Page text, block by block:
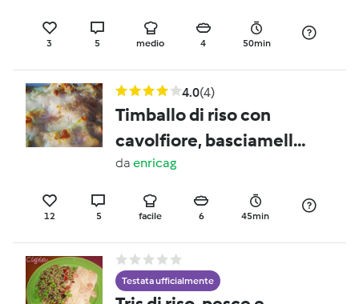
3 5 medio 4 50min
4.0(4)
Timballo di riso con
cavolfiore, basciamella
light e fontina
da enricag
12 5 facile 6 45min
Testata ufficialmente